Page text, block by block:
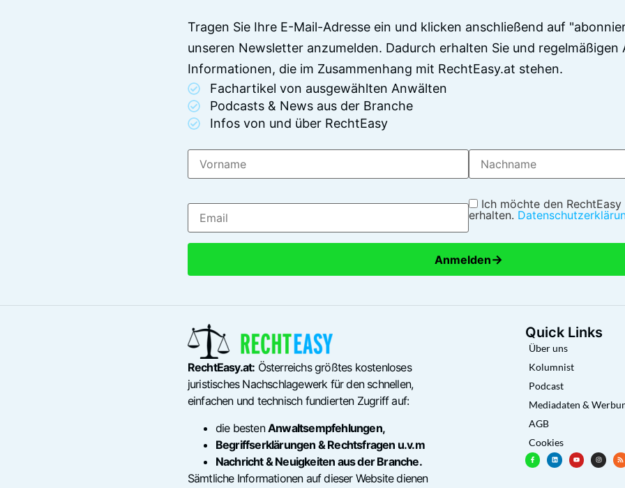
Tragen Sie Ihre E-Mail-Adresse ein und klicken anschließend auf
unseren Newsletter anzumelden. Dadurch erhalten Sie und regelmäßigen
Informationen, die im Zusammenhang mit RechtEasy.at stehen.
Fachartikel von ausgewählten Anwälten
Podcasts & News aus der Branche
Infos von und über RechtEasy
Ich möchte den
erhalten.
Anmelden→
RechtEasy.at: Österreichs größtes kostenloses
juristisches Nachschlagewerk für den schnellen,
einfachen und technisch fundierten Zugriff auf:
die bestenAnwaltsempfehlungen,
Begriffserklärungen & Rechtsfragen u.v.m
Nachricht & Neuigkeiten aus der Branche.
Sämtliche Informationen auf dieser Website dienen
Quick Links
Über uns
Kolumnist
Podcast
Mediadaten &
AGB
Cookies